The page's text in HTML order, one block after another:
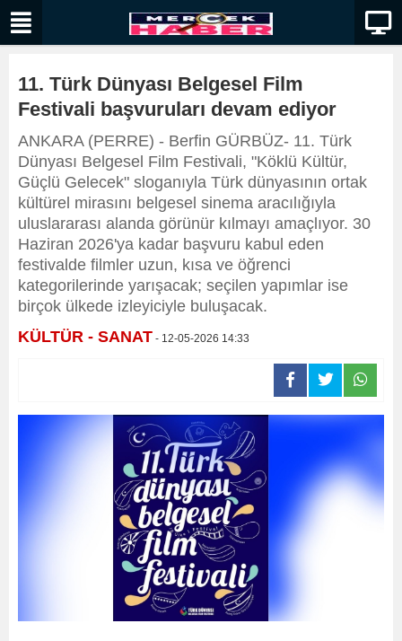
11. Türk Dünyası Belgesel Film
Festivali başvuruları devam ediyor
ANKARA (PERRE) - Berfin GÜRBÜZ- 11. Türk
Dünyası Belgesel Film Festivali, "Köklü Kültür,
Güçlü Gelecek" sloganıyla Türk dünyasının ortak
kültürel mirasını belgesel sinema aracılığıyla
uluslararası alanda görünür kılmayı amaçlıyor. 30
Haziran 2026'ya kadar başvuru kabul eden
festivalde filmler uzun, kısa ve öğrenci
kategorilerinde yarışacak; seçilen yapımlar ise
birçok ülkede izleyiciyle buluşacak.
KÜLTÜR - SANAT - 12-05-2026 14:33